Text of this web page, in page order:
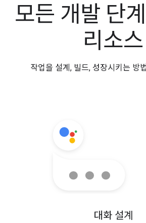
모든 개발 단
리소스
작업을 설계, 빌드, 성장시키는 방
대화 설계